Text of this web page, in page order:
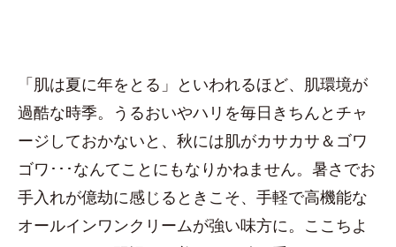
「肌は夏に年をとる」といわれるほど、肌環境が
過酷な時季。うるおいやハリを毎日きちんとチャ
ージしておかないと、秋には肌がカサカサ＆ゴワ
ゴワ･･･なんてことにもなりかねません。暑さでお
手入れが億劫に感じるときこそ、手軽で高機能な
オールインワンクリームが強い味方に。ここちよ